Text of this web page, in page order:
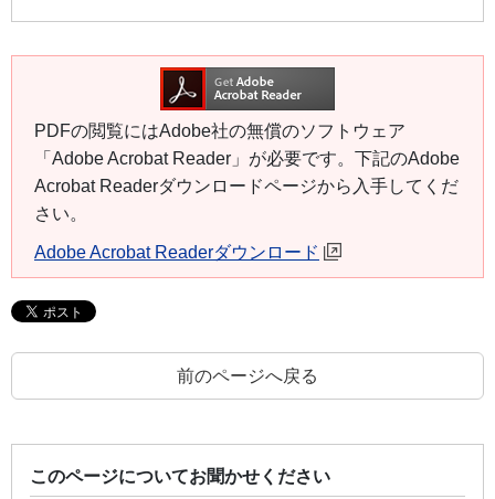
PDFの閲覧にはAdobe社の無償のソフトウェア
「Adobe Acrobat Reader」が必要です。下記のAdobe
Acrobat Readerダウンロードページから入手してくだ
さい。
Adobe Acrobat Readerダウンロード
前のページへ戻る
このページについてお聞かせください